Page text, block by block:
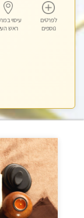
לפרטים
נוספים
עיסוי
ראש